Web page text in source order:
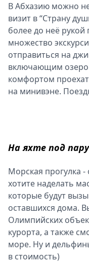
В Абхазию можно
визит в “Страну
более до неё
множество
отправиться на
включающим озеро
комфортом
на минивэне.
На яхте под
Морская прогулка
хотите наделать
которые будут
оставшихся дома.
Олимпийских
курорта, а также
море. Ну и
в стоимость)